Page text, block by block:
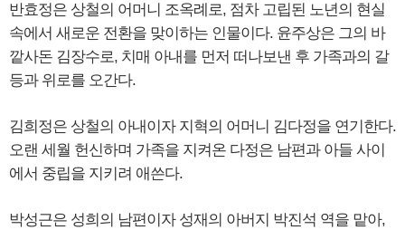
반효정은 상철의 어머니 조옥례로, 점차 고립된 노년의 현실
속에서 새로운 전환을 맞이하는 인물이다. 윤주상은 그의 바
깥사돈 김장수로, 치매 아내를 먼저 떠나보낸 후 가족과의 갈
등과 위로를 오간다.
김희정은 상철의 아내이자 지혁의 어머니 김다정을 연기한다.
오랜 세월 헌신하며 가족을 지켜온 다정은 남편과 아들 사이
에서 중립을 지키려 애쓴다.
박성근은 성희의 남편이자 성재의 아버지 박진석 역을 맡아,